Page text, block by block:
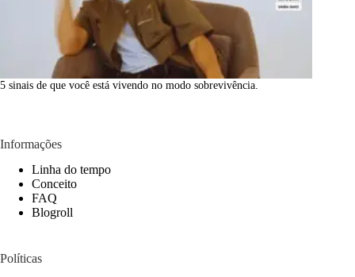
5 sinais de que você está vivendo no modo sobrevivência.
Informações
Linha do tempo
Conceito
FAQ
Blogroll
Políticas